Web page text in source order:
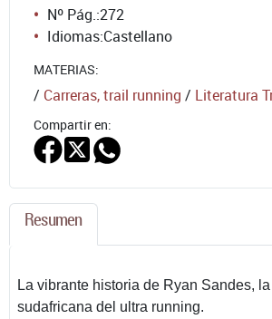
Nº Pág.:272
Idiomas:Castellano
MATERIAS:
/ Carreras, trail running / Literatura
Compartir en:
Resumen
La vibrante historia de Ryan Sandes,
sudafricana del ultra running.